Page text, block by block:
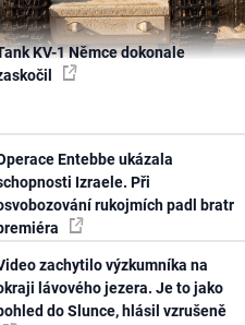
KV-1 Němce dokonale
Entebbe ukázala
Izraele. Při
rukojmích padl bratr
zachytilo výzkumníka na
lávového jezera. Je to jako
do Slunce, hlásil vzrušeně